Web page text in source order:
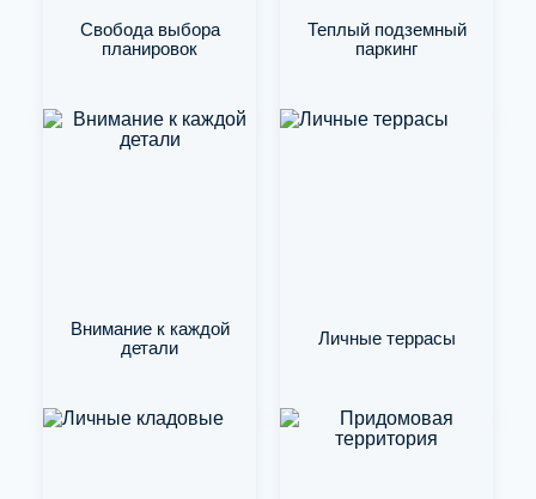
Свобода выбора
планировок
Теплый подземный
паркинг
Внимание к каждой
детали
Личные террасы